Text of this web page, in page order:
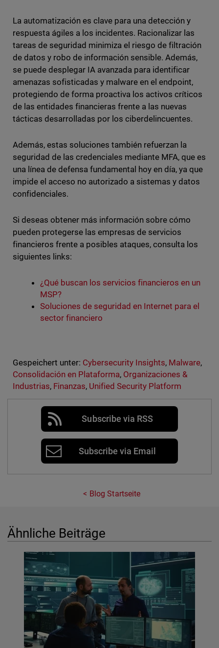
La automatización es clave para una detección y
respuesta ágiles a los incidentes. Racionalizar las
tareas de seguridad minimiza el riesgo de filtración
de datos y robo de información sensible. Además,
se puede desplegar IA avanzada para identificar
amenazas sofisticadas y malware en el endpoint,
protegiendo de forma proactiva los activos críticos
de las entidades financieras frente a las nuevas
tácticas desarrolladas por los ciberdelincuentes.
Además, estas soluciones también refuerzan la
seguridad de las credenciales mediante MFA, que es
una línea de defensa fundamental hoy en día, ya que
impide el acceso no autorizado a sistemas y datos
confidenciales.
Si deseas obtener más información sobre cómo
pueden protegerse las empresas de servicios
financieros frente a posibles ataques, consulta los
siguientes links:
¿Qué buscan los servicios financieros en un
MSP?
Soluciones de seguridad en Internet para el
sector financiero
Gespeichert unter: Cybersecurity Insights, Malware,
Consolidación en Plataforma, Organizaciones &
Industrias, Finanzas, Unified Security Platform
Subscribe via RSS
Subscribe via Email
Blog Startseite
Ähnliche Beiträge